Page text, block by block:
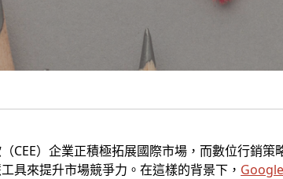
CEE）企業正積極拓展國際市場，而數位行銷
具來提升市場競爭力。在這樣的背景下，